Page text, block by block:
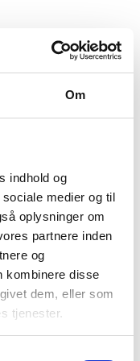
Om
indhold og
medier og til
oplysninger om
partnere inden
og
kombinere disse
dem, eller som
tjenester.
incl. Net &
Travel